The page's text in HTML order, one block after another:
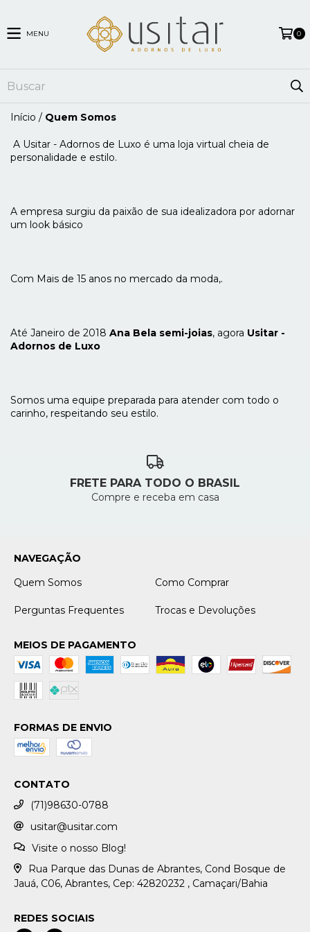
MENU 0
Início / Quem Somos
A Usitar - Adornos de Luxo é uma loja virtual cheia de
personalidade e estilo.
A empresa surgiu da paixão de sua idealizadora por adornar
um look básico
Com Mais de 15 anos no mercado da moda,.
Até Janeiro de 2018 Ana Bela semi-joias, agora Usitar -
Adornos de Luxo
Somos uma equipe preparada para atender com todo o
carinho, respeitando seu estilo.
FRETE PARA TODO O BRASIL
Compre e receba em casa
NAVEGAÇÃO
Quem Somos
Como Comprar
Perguntas Frequentes Trocas e Devoluções
MEIOS DE PAGAMENTO
FORMAS DE ENVIO
CONTATO
(71)98630-0788
usitar@usitar.com
Visite o nosso Blog!
Rua Parque das Dunas de Abrantes, Cond Bosque de
Jauá, C06, Abrantes, Cep: 42820232 , Camaçari/Bahia
REDES SOCIAIS